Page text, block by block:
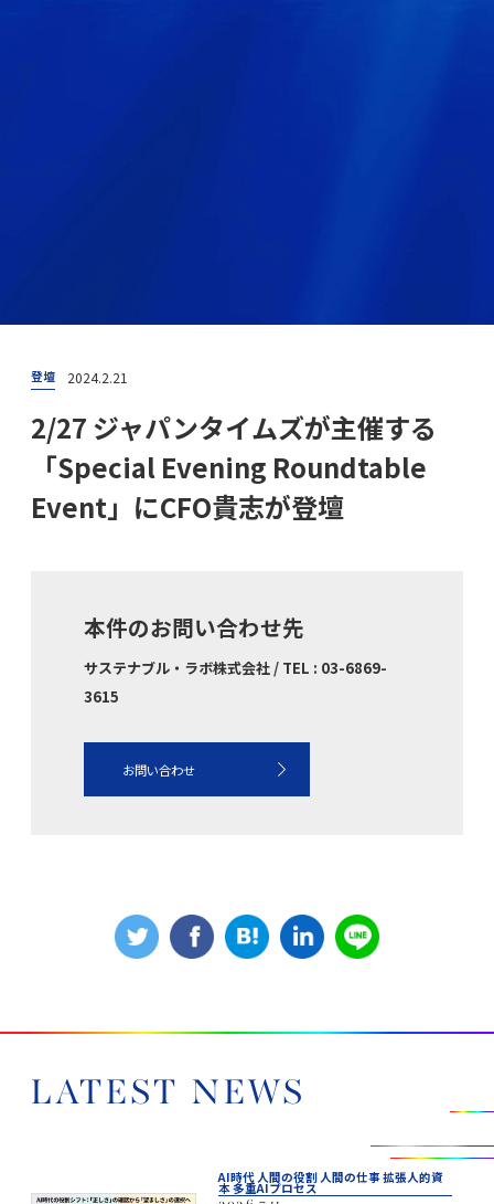
登壇 2024.2.21
2/27 ジャパンタイムズが主催する
「Special Evening Roundtable
Event」にCFO貴志が登壇
本件のお問い合わせ先
サステナブル・ラボ株式会社 / TEL : 03-6869-
3615
お問い合わせ
LATEST NEWS
AI時代 人間の役割 人間の仕事 拡張人的資
本 多重AIプロセス